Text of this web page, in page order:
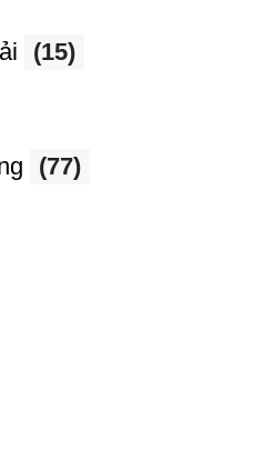
(15)
(77)